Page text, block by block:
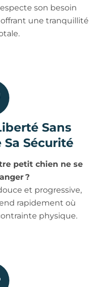
son besoin
une tranquillité
Sans
Sécurité
petit chien ne se
?
et progressive,
rapidement où
physique.